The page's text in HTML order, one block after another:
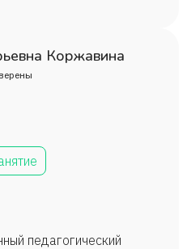
Коржавина
педагогический